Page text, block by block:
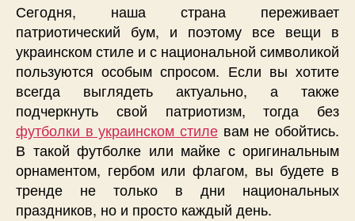
Сегодня, наша страна переживает
патриотический бум, и поэтому все вещи в
украинском стиле и с национальной символикой
пользуются особым спросом. Если вы хотите
всегда выглядеть актуально, а также
подчеркнуть свой патриотизм, тогда без
футболки в украинском стиле вам не обойтись.
В такой футболке или майке с оригинальным
орнаментом, гербом или флагом, вы будете в
тренде не только в дни национальных
праздников, но и просто каждый день.